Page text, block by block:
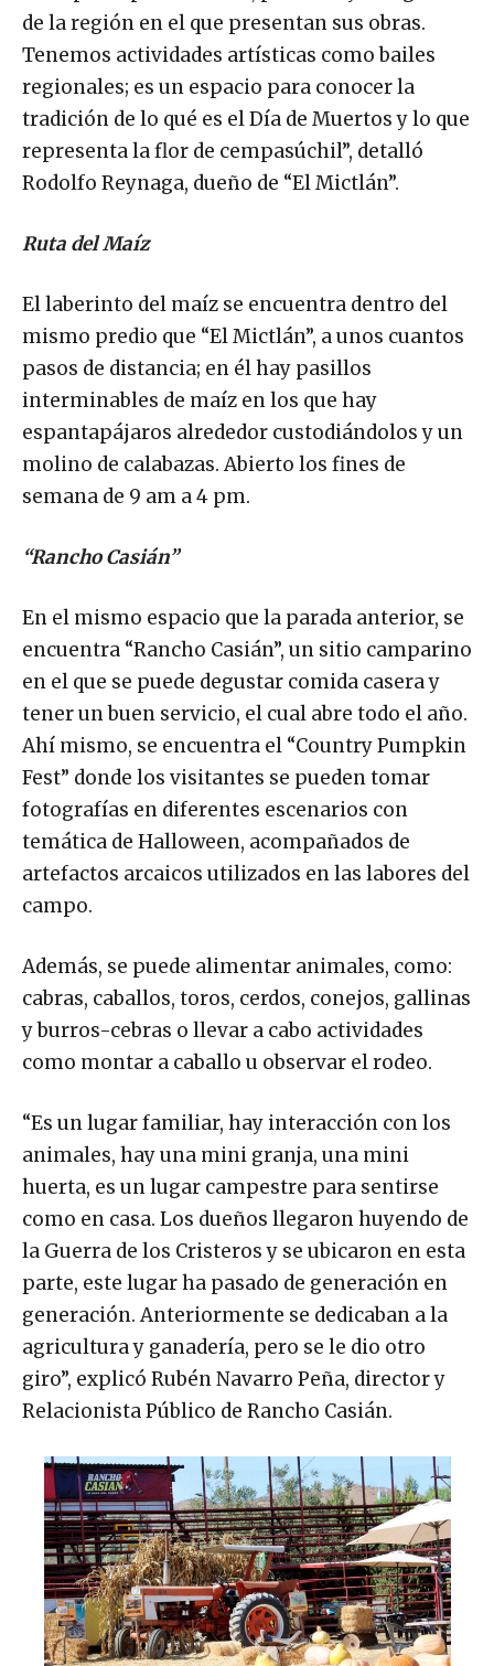
de la región en el que presentan sus obras.
Tenemos actividades artísticas como bailes
regionales; es un espacio para conocer la
tradición de lo qué es el Día de Muertos y lo que
representa la flor de cempasúchil”, detalló
Rodolfo Reynaga, dueño de “El Mictlán”.
Ruta del Maíz
El laberinto del maíz se encuentra dentro del
mismo predio que “El Mictlán”, a unos cuantos
pasos de distancia; en él hay pasillos
interminables de maíz en los que hay
espantapájaros alrededor custodiándolos y un
molino de calabazas. Abierto los fines de
semana de 9 am a 4 pm.
“Rancho Casián”
En el mismo espacio que la parada anterior, se
encuentra “Rancho Casián”, un sitio camparino
en el que se puede degustar comida casera y
tener un buen servicio, el cual abre todo el año.
Ahí mismo, se encuentra el “Country Pumpkin
Fest” donde los visitantes se pueden tomar
fotografías en diferentes escenarios con
temática de Halloween, acompañados de
artefactos arcaicos utilizados en las labores del
campo.
Además, se puede alimentar animales, como:
cabras, caballos, toros, cerdos, conejos, gallinas
y burros-cebras o llevar a cabo actividades
como montar a caballo u observar el rodeo.
“Es un lugar familiar, hay interacción con los
animales, hay una mini granja, una mini
huerta, es un lugar campestre para sentirse
como en casa. Los dueños llegaron huyendo de
la Guerra de los Cristeros y se ubicaron en esta
parte, este lugar ha pasado de generación en
generación. Anteriormente se dedicaban a la
agricultura y ganadería, pero se le dio otro
giro”, explicó Rubén Navarro Peña, director y
Relacionista Público de Rancho Casián.